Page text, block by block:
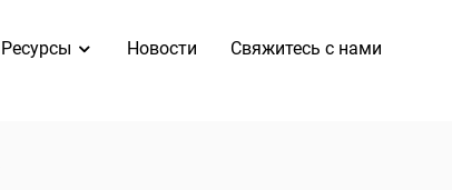
Ресурсы Новости Свяжитесь с нами